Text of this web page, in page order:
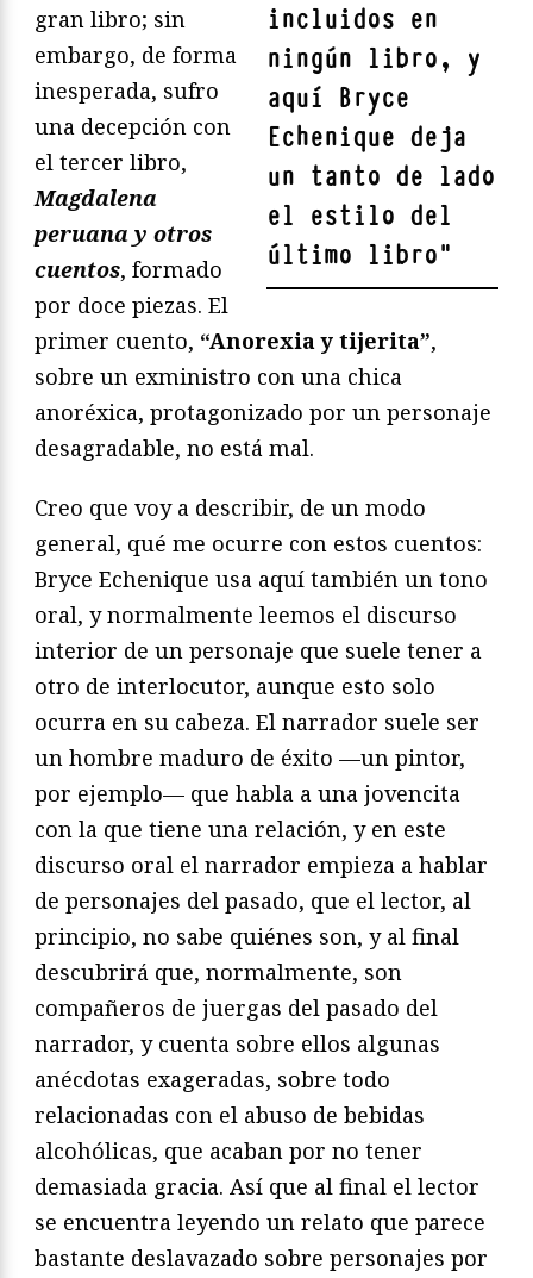
incluidos en
ningún libro, y
aquí Bryce
Echenique deja
un tanto de lado
el estilo del
último libro"
gran libro; sin
embargo, de forma
inesperada, sufro
una decepción con
el tercer libro,
Magdalena
peruana y otros
cuentos, formado
por doce piezas. El
primer cuento, “Anorexia y tijerita”,
sobre un exministro con una chica
anoréxica, protagonizado por un personaje
desagradable, no está mal.
Creo que voy a describir, de un modo
general, qué me ocurre con estos cuentos:
Bryce Echenique usa aquí también un tono
oral, y normalmente leemos el discurso
interior de un personaje que suele tener a
otro de interlocutor, aunque esto solo
ocurra en su cabeza. El narrador suele ser
un hombre maduro de éxito —un pintor,
por ejemplo— que habla a una jovencita
con la que tiene una relación, y en este
discurso oral el narrador empieza a hablar
de personajes del pasado, que el lector, al
principio, no sabe quiénes son, y al final
descubrirá que, normalmente, son
compañeros de juergas del pasado del
narrador, y cuenta sobre ellos algunas
anécdotas exageradas, sobre todo
relacionadas con el abuso de bebidas
alcohólicas, que acaban por no tener
demasiada gracia. Así que al final el lector
se encuentra leyendo un relato que parece
bastante deslavazado sobre personajes por